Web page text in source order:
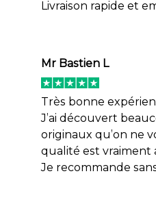
Livraison rapide et
Mr Bastien L
Très bonne
J’ai découvert
originaux qu’on ne
qualité est vraiment
Je recommande